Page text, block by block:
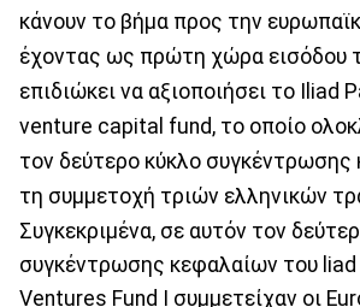
κάνουν το βήμα προς την
έχοντας ως πρώτη χώρα εισόδου
επιδιώκει να αξιοποιήσει το Iliad
venture capital fund, το οποίο
τον δεύτερο κύκλο συγκέντρωσης
τη συμμετοχή τριών ελληνικών
Συγκεκριμένα, σε αυτόν τον
συγκέντρωσης κεφαλαίων του
Ventures Fund I συμμετείχαν οι